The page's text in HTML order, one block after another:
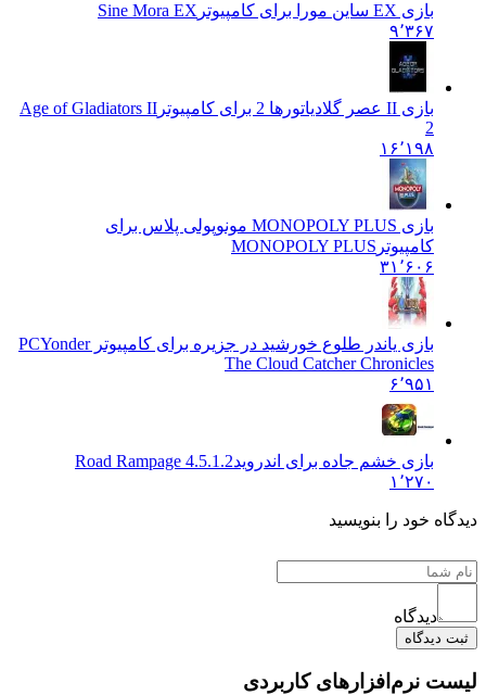
بازی EX ساین مورا برای کامپیوتر
Sine Mora EX
۹٬۳۶۷
بازی II عصر گلادیاتورها 2 برای کامپیوتر
Age of Gladiators II
2
۱۶٬۱۹۸
بازی MONOPOLY PLUS مونوپولی پلاس برای
کامپیوتر MONOPOLY PLUS
۳۱٬۶۰۶
بازی یاندر طلوع خورشید در جزیره برای کامپیوتر PCYonder
The Cloud Catcher Chronicles
۶٬۹۵۱
بازی خشم جاده برای اندرویدRoad Rampage 4.5.1.2
۱٬۲۷۰
دیدگاه خود را بنویسید
دیدگاه
ثبت دیدگاه
لیست نرم‌افزارهای کاربردی